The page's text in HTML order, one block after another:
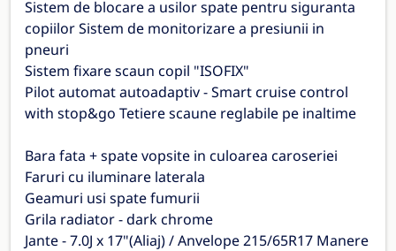
Sistem de blocare a usilor spate pentru siguranta
copiilor Sistem de monitorizare a presiunii in
pneuri
Sistem fixare scaun copil "ISOFIX"
Pilot automat autoadaptiv - Smart cruise control
with stop&go Tetiere scaune reglabile pe inaltime
Bara fata + spate vopsite in culoarea caroseriei
Faruri cu iluminare laterala
Geamuri usi spate fumurii
Grila radiator - dark chrome
Jante - 7.0J x 17"(Aliaj) / Anvelope 215/65R17 Manere